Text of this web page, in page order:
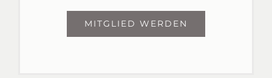
MITGLIED WERDEN